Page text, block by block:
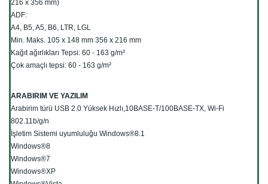
216 x 356 mm)
ADF:
A4, B5, A5, B6, LTR, LGL
Min. Maks. 105 x 148 mm 356 x 216 mm
Kağıt ağırlıkları Tepsi: 60 - 163 g/m²
Çok amaçlı tepsi: 60 - 163 g/m²
ARABIRIM VE YAZILIM
Arabirim türü USB 2.0 Yüksek Hızlı,10BASE-T/100BASE-TX, Wi-Fi
802.11b/g/n
İşletim Sistemi uyumluluğu Windows®8.1
Windows®8
Windows®7
Windows®XP